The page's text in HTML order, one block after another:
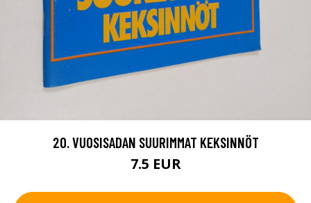
20. VUOSISADAN SUURIMMAT KEKSINNÖT
7.5 EUR